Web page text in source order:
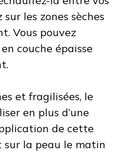
les zones sèches
Vous pouvez
couche épaisse
et fragilisées, le
en plus d’une
de cette
la peau le matin